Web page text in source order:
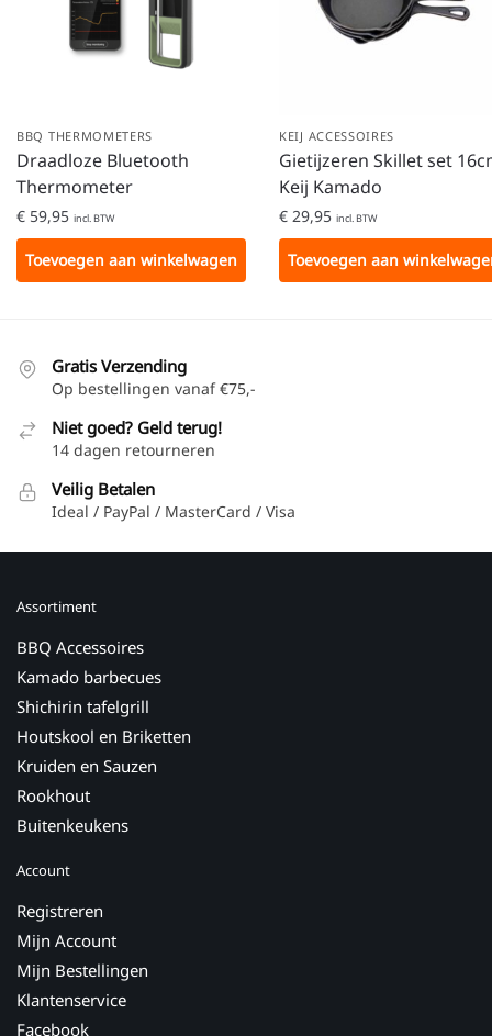
BBQ THERMOMETERS
Draadloze Bluetooth
Thermometer
€ 59,95 incl. BTW
Toevoegen aan winkelwagen
KEIJ ACCESSOIRES
Gietijzeren Skillet set
Keij Kamado
€ 29,95 incl. BTW
Toevoegen aan
Gratis Verzending
Op bestellingen vanaf €75,-
Niet goed? Geld terug!
14 dagen retourneren
Veilig Betalen
Ideal / PayPal / MasterCard / Visa
Assortiment
BBQ Accessoires
Kamado barbecues
Shichirin tafelgrill
Houtskool en Briketten
Kruiden en Sauzen
Rookhout
Buitenkeukens
Account
Registreren
Mijn Account
Mijn Bestellingen
Klantenservice
Facebook